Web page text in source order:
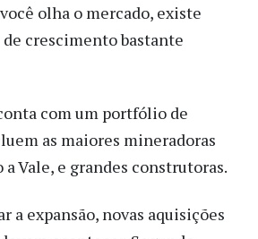
olha o mercado, existe
de crescimento bastante
com um portfólio de
as maiores mineradoras
a Vale, e grandes construtoras.
a expansão, novas aquisições